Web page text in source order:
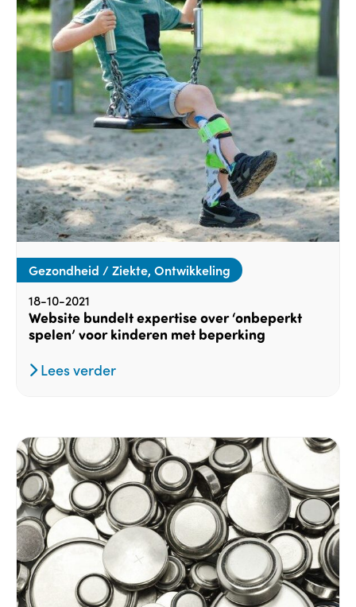
Gezondheid / Ziekte, Ontwikkeling
18-10-2021
Website bundelt expertise over ‘onbeperkt
spelen’ voor kinderen met beperking
Lees verder